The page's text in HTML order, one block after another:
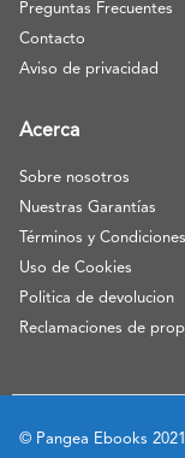
Preguntas Frecuentes
Contacto
Aviso de privacidad
Acerca
Sobre nosotros
Nuestras Garantías
Términos y Condiciones
Uso de Cookies
Politica de devolucion
Reclamaciones de
© Pangea Ebooks